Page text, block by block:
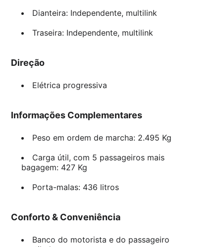
Dianteira: Independente, multilink
Traseira: Independente, multilink
Direção
Elétrica progressiva
Informações Complementares
Peso em ordem de marcha: 2.495 Kg
Carga útil, com 5 passageiros mais
bagagem: 427 Kg
Porta-malas: 436 litros
Conforto & Conveniência
Banco do motorista e do passageiro